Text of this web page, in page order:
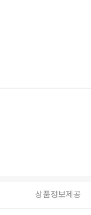
상품정보제공